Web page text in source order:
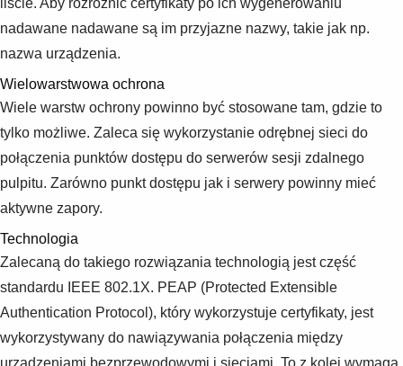
nadawane nadawane są im przyjazne nazwy, takie jak np.
nazwa urządzenia.
Wielowarstwowa ochrona
Wiele warstw ochrony powinno być stosowane tam, gdzie to
tylko możliwe. Zaleca się wykorzystanie odrębnej sieci do
połączenia punktów dostępu do serwerów sesji zdalnego
pulpitu. Zarówno punkt dostępu jak i serwery powinny mieć
aktywne zapory.
Technologia
Zalecaną do takiego rozwiązania technologią jest część
standardu IEEE 802.1X. PEAP (Protected Extensible
Authentication Protocol), który wykorzystuje certyfikaty, jest
wykorzystywany do nawiązywania połączenia między
urządzeniami bezprzewodowymi i sieciami. To z kolei wymaga